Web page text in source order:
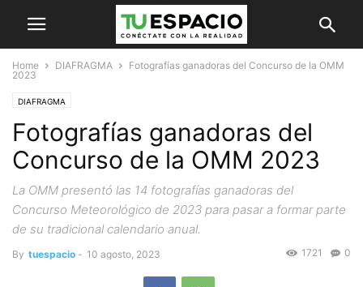
Home DIAFRAGMA
Fotografías ganadoras del Concurso de la OMM
2023
DIAFRAGMA
Fotografías ganadoras del
Concurso de la OMM 2023
La OMM presentó las 14 fotografías ganadoras del
Concurso Meteorológico de 2023 para pasar a formar parte
de su tradicional calendario anual.
By tuespacio - 10 agosto, 2023 0
1721